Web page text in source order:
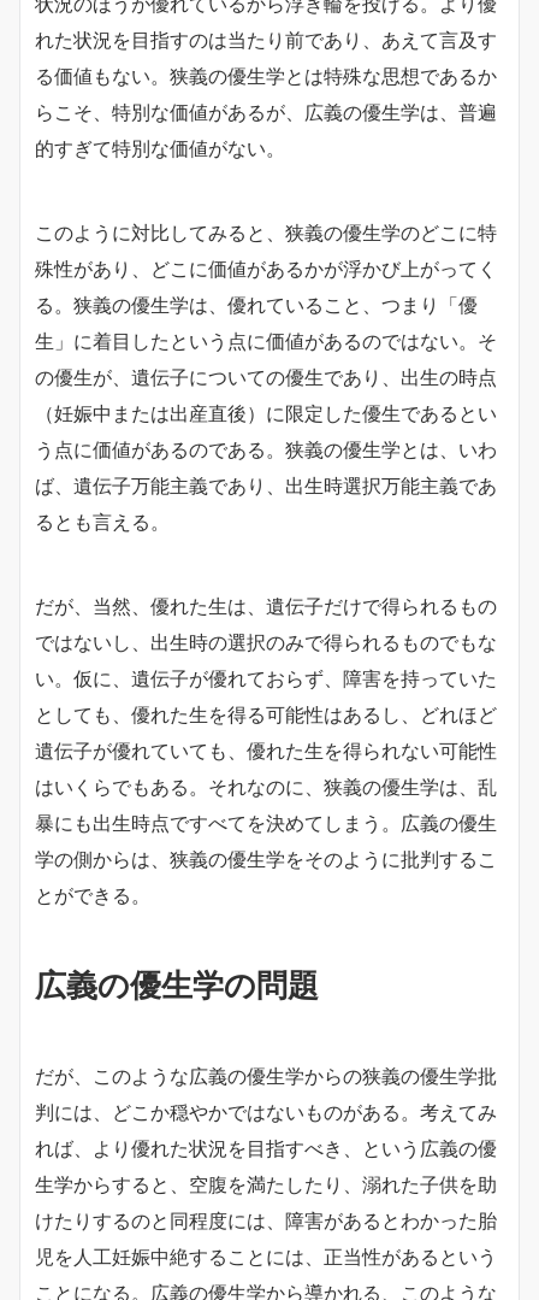
れた状況を目指すのは当たり前であり、あえて言及す
る価値もない。狭義の優生学とは特殊な思想であるか
らこそ、特別な価値があるが、広義の優生学は、普遍
的すぎて特別な価値がない。
このように対比してみると、狭義の優生学のどこに特
殊性があり、どこに価値があるかが浮かび上がってく
る。狭義の優生学は、優れていること、つまり「優
生」に着目したという点に価値があるのではない。そ
の優生が、遺伝子についての優生であり、出生の時点
（妊娠中または出産直後）に限定した優生であるとい
う点に価値があるのである。狭義の優生学とは、いわ
ば、遺伝子万能主義であり、出生時選択万能主義であ
るとも言える。
だが、当然、優れた生は、遺伝子だけで得られるもの
ではないし、出生時の選択のみで得られるものでもな
い。仮に、遺伝子が優れておらず、障害を持っていた
としても、優れた生を得る可能性はあるし、どれほど
遺伝子が優れていても、優れた生を得られない可能性
はいくらでもある。それなのに、狭義の優生学は、乱
暴にも出生時点ですべてを決めてしまう。広義の優生
学の側からは、狭義の優生学をそのように批判するこ
とができる。
広義の優生学の問題
だが、このような広義の優生学からの狭義の優生学批
判には、どこか穏やかではないものがある。考えてみ
れば、より優れた状況を目指すべき、という広義の優
生学からすると、空腹を満たしたり、溺れた子供を助
けたりするのと同程度には、障害があるとわかった胎
児を人工妊娠中絶することには、正当性があるという
ことになる。広義の優生学から導かれる、このような